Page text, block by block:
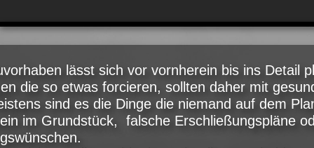
lässt sich vor vornherein bis ins Detail
die so etwas forcieren, sollten daher mit
sind es die Dinge die niemand auf dem
im Grundstück, falsche Erschließungspläne